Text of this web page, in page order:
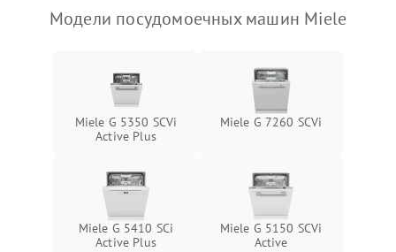
Модели посудомоечных машин Miele
Miele G 5350 SCVi
Active Plus
Miele G 7260 SCVi
Miele G 5410 SCi
Active Plus
Miele G 5150 SCVi
Active